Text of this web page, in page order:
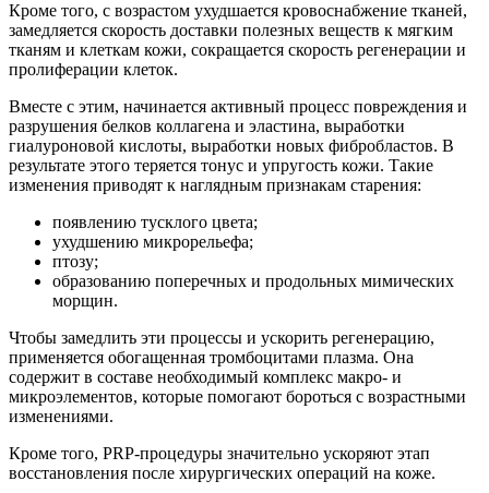
Кроме того, с возрастом ухудшается кровоснабжение тканей,
замедляется скорость доставки полезных веществ к мягким
тканям и клеткам кожи, сокращается скорость регенерации и
пролиферации клеток.
Вместе с этим, начинается активный процесс повреждения и
разрушения белков коллагена и эластина, выработки
гиалуроновой кислоты, выработки новых фибробластов. В
результате этого теряется тонус и упругость кожи. Такие
изменения приводят к наглядным признакам старения:
появлению тусклого цвета;
ухудшению микрорельефа;
птозу;
образованию поперечных и продольных мимических
морщин.
Чтобы замедлить эти процессы и ускорить регенерацию,
применяется обогащенная тромбоцитами плазма. Она
содержит в составе необходимый комплекс макро- и
микроэлементов, которые помогают бороться с возрастными
изменениями.
Кроме того, PRP-процедуры значительно ускоряют этап
восстановления после хирургических операций на коже.